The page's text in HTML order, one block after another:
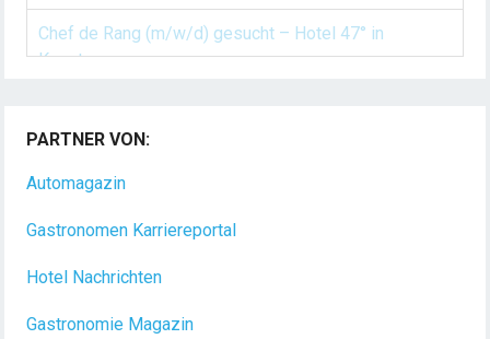
Chef de Rang (m/w/d) gesucht – Hotel 47° in
Konstanz
(m/w/d) Du bist Gastgeber aus Leidenschaft und